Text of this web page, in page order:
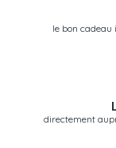
le bon
directement